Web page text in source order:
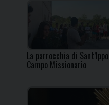
La parrocchia di
Campo Missionario